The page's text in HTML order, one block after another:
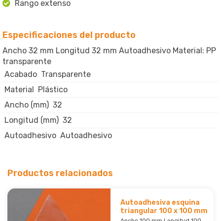
Rango extenso
Especificaciones del producto
Ancho 32 mm Longitud 32 mm Autoadhesivo Material: PP
transparente
Acabado Transparente
Material Plástico
Ancho (mm) 32
Longitud (mm) 32
Autoadhesivo Autoadhesivo
Productos relacionados
Autoadhesiva esquina
triangular 100 x 100 mm